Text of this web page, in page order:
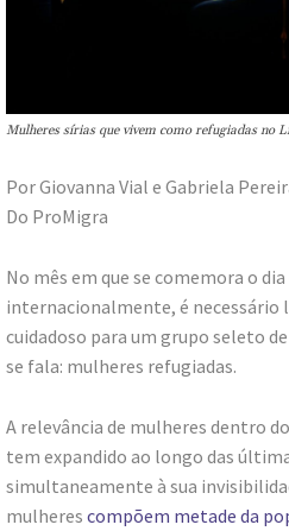
Mulheres sírias que vivem como refugiadas no
Por Giovanna Vial e Gabriela
Do ProMigra
No mês em que se comemora o
internacionalmente, é necessário
cuidadoso para um grupo seleto
se fala: mulheres refugiadas.
A relevância de mulheres dentro
tem expandido ao longo das
simultaneamente à sua
mulheres compõem metade da